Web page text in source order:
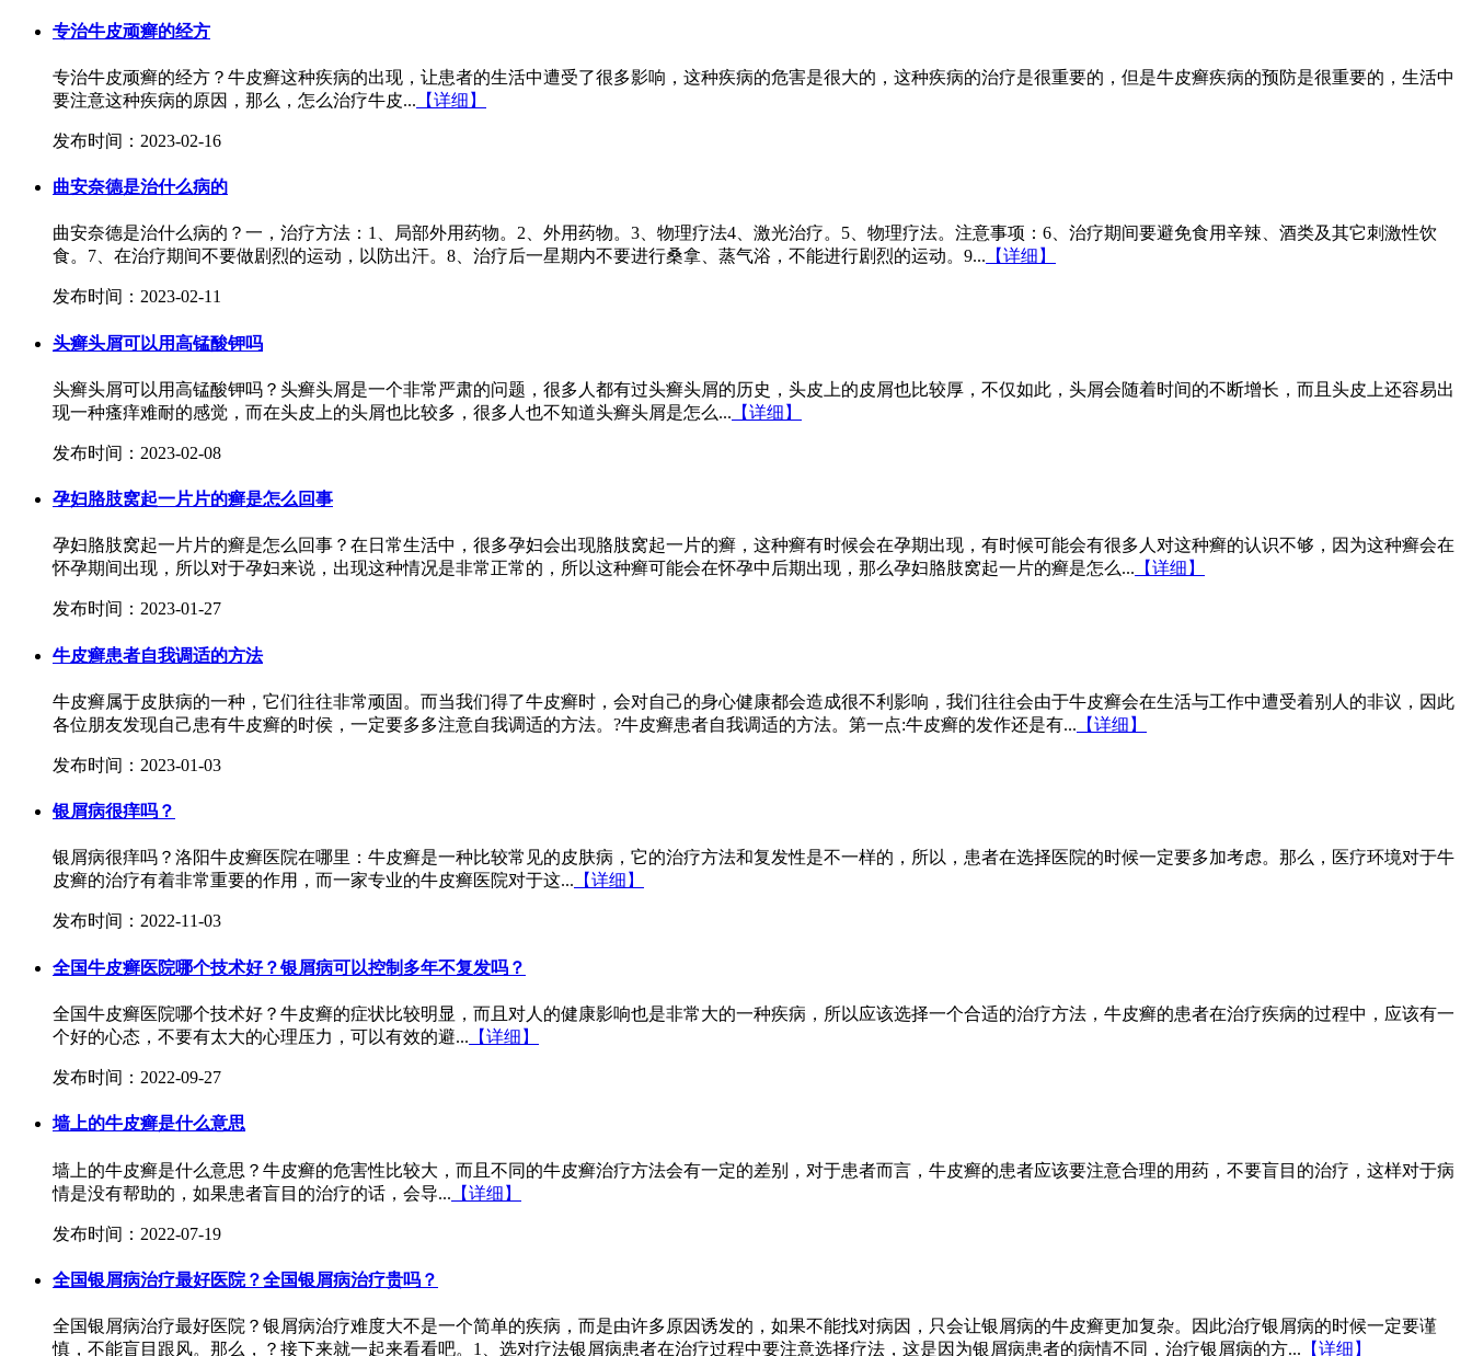
专治牛皮顽癣的经方
专治牛皮顽癣的经方？牛皮癣这种疾病的出现，让患者的生活中遭受了很多影响，这种疾病的危害是很大的，这种疾病的治疗是很重要的，但是牛皮癣疾病的预防是很重要的，生活中
要注意这种疾病的原因，那么，怎么治疗牛皮... 【详细】
发布时间：2023-02-16
曲安奈德是治什么病的
曲安奈德是治什么病的？一，治疗方法：1、局部外用药物。2、外用药物。3、物理疗法4、激光治疗。5、物理疗法。注意事项：6、治疗期间要避免食用辛辣、酒类及其它刺激性饮
食。7、在治疗期间不要做剧烈的运动，以防出汗。8、治疗后一星期内不要进行桑拿、蒸气浴，不能进行剧烈的运动。9... 【详细】
发布时间：2023-02-11
头癣头屑可以用高锰酸钾吗
头癣头屑可以用高锰酸钾吗？头癣头屑是一个非常严肃的问题，很多人都有过头癣头屑的历史，头皮上的皮屑也比较厚，不仅如此，头屑会随着时间的不断增长，而且头皮上还容易出
现一种瘙痒难耐的感觉，而在头皮上的头屑也比较多，很多人也不知道头癣头屑是怎么... 【详细】
发布时间：2023-02-08
孕妇胳肢窝起一片片的癣是怎么回事
孕妇胳肢窝起一片片的癣是怎么回事？在日常生活中，很多孕妇会出现胳肢窝起一片的癣，这种癣有时候会在孕期出现，有时候可能会有很多人对这种癣的认识不够，因为这种癣会在
怀孕期间出现，所以对于孕妇来说，出现这种情况是非常正常的，所以这种癣可能会在怀孕中后期出现，那么孕妇胳肢窝起一片的癣是怎么... 【详细】
发布时间：2023-01-27
牛皮癣患者自我调适的方法
牛皮癣属于皮肤病的一种，它们往往非常顽固。而当我们得了牛皮癣时，会对自己的身心健康都会造成很不利影响，我们往往会由于牛皮癣会在生活与工作中遭受着别人的非议，因此
各位朋友发现自己患有牛皮癣的时侯，一定要多多注意自我调适的方法。?牛皮癣患者自我调适的方法。第一点:牛皮癣的发作还是有... 【详细】
发布时间：2023-01-03
银屑病很痒吗？
银屑病很痒吗？洛阳牛皮癣医院在哪里：牛皮癣是一种比较常见的皮肤病，它的治疗方法和复发性是不一样的，所以，患者在选择医院的时候一定要多加考虑。那么，医疗环境对于牛
皮癣的治疗有着非常重要的作用，而一家专业的牛皮癣医院对于这... 【详细】
发布时间：2022-11-03
全国牛皮癣医院哪个技术好？银屑病可以控制多年不复发吗？
全国牛皮癣医院哪个技术好？牛皮癣的症状比较明显，而且对人的健康影响也是非常大的一种疾病，所以应该选择一个合适的治疗方法，牛皮癣的患者在治疗疾病的过程中，应该有一
个好的心态，不要有太大的心理压力，可以有效的避... 【详细】
发布时间：2022-09-27
墙上的牛皮癣是什么意思
墙上的牛皮癣是什么意思？牛皮癣的危害性比较大，而且不同的牛皮癣治疗方法会有一定的差别，对于患者而言，牛皮癣的患者应该要注意合理的用药，不要盲目的治疗，这样对于病
情是没有帮助的，如果患者盲目的治疗的话，会导... 【详细】
发布时间：2022-07-19
全国银屑病治疗最好医院？全国银屑病治疗贵吗？
全国银屑病治疗最好医院？银屑病治疗难度大不是一个简单的疾病，而是由许多原因诱发的，如果不能找对病因，只会让银屑病的牛皮癣更加复杂。因此治疗银屑病的时候一定要谨
慎，不能盲目跟风。那么，？接下来就一起来看看吧。1、选对疗法银屑病患者在治疗过程中要注意选择疗法，这是因为银屑病患者的病情不同，治疗银屑病的方... 【详细】